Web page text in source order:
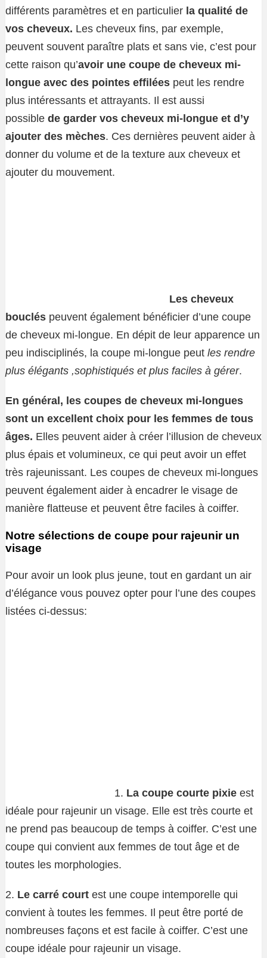
différents paramètres et en particulier la qualité de
vos cheveux. Les cheveux fins, par exemple,
peuvent souvent paraître plats et sans vie, c’est pour
cette raison qu’avoir une coupe de cheveux mi-
longue avec des pointes effilées peut les rendre
plus intéressants et attrayants. Il est aussi
possible de garder vos cheveux mi-longue et d’y
ajouter des mèches. Ces dernières peuvent aider à
donner du volume et de la texture aux cheveux et
ajouter du mouvement.
Les cheveux
bouclés peuvent également bénéficier d’une coupe
de cheveux mi-longue. En dépit de leur apparence un
peu indisciplinés, la coupe mi-longue peut les rendre
plus élégants ,sophistiqués et plus faciles à gérer.
En général, les coupes de cheveux mi-longues
sont un excellent choix pour les femmes de tous
âges. Elles peuvent aider à créer l’illusion de cheveux
plus épais et volumineux, ce qui peut avoir un effet
très rajeunissant. Les coupes de cheveux mi-longues
peuvent également aider à encadrer le visage de
manière flatteuse et peuvent être faciles à coiffer.
Notre sélections de coupe pour rajeunir un
visage
Pour avoir un look plus jeune, tout en gardant un air
d’élégance vous pouvez opter pour l’une des coupes
listées ci-dessus:
1. La coupe courte pixie est
idéale pour rajeunir un visage. Elle est très courte et
ne prend pas beaucoup de temps à coiffer. C’est une
coupe qui convient aux femmes de tout âge et de
toutes les morphologies.
2. Le carré court est une coupe intemporelle qui
convient à toutes les femmes. Il peut être porté de
nombreuses façons et est facile à coiffer. C’est une
coupe idéale pour rajeunir un visage.